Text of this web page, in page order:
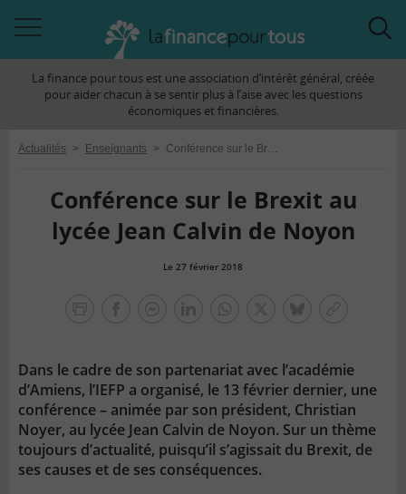
àLa finance pour tous est une association d’intérêt général, créée
pour aider chacun à se sentir plus à l’aise avec les questions
économiques et financières.
Actualités > Enseignants > Conférence sur le Brexit au lycée Jean Calvin de Noyon
Conférence sur le Brexit au
lycée Jean Calvin de Noyon
Le 27 février 2018
Dans le cadre de son partenariat avec l’académie
d’Amiens, l’IEFP a organisé, le 13 février dernier, une
conférence – animée par son président, Christian
Noyer, au lycée Jean Calvin de Noyon. Sur un thème
toujours d’actualité, puisqu’il s’agissait du Brexit, de
ses causes et de ses conséquences.